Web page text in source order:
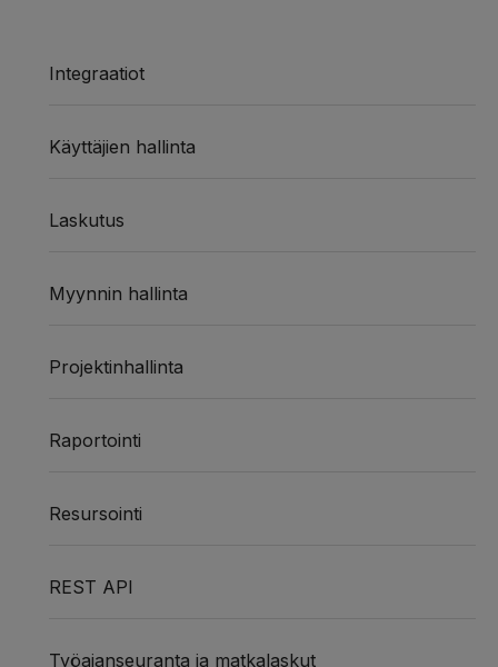
Integraatiot
Käyttäjien hallinta
Laskutus
Myynnin hallinta
Projektinhallinta
Raportointi
Resursointi
REST API
Työajanseuranta ja matkalaskut